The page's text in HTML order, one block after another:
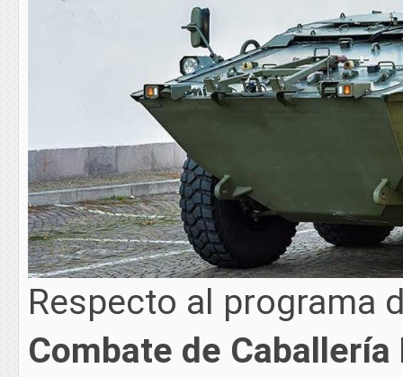
Respecto al programa
Combate de